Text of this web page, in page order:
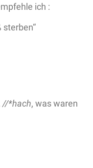
ich :
sterben“
//*hach, was waren